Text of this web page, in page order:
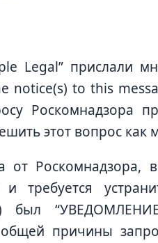
Legal” прислали
notice(s) to this
Роскомнадзора
этот вопрос как
Роскомнадзора,
требуется
был
причины